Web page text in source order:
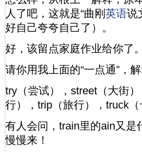
人了吧，这就是“曲刚 英语说
好自己夸夸自己了）。
好，该留点家庭作业给你了。
请你用我上面的“一点通”，
try（尝试），street（大街
行），trip（旅行），truck
有人会问，train里的ain又
慢慢来！